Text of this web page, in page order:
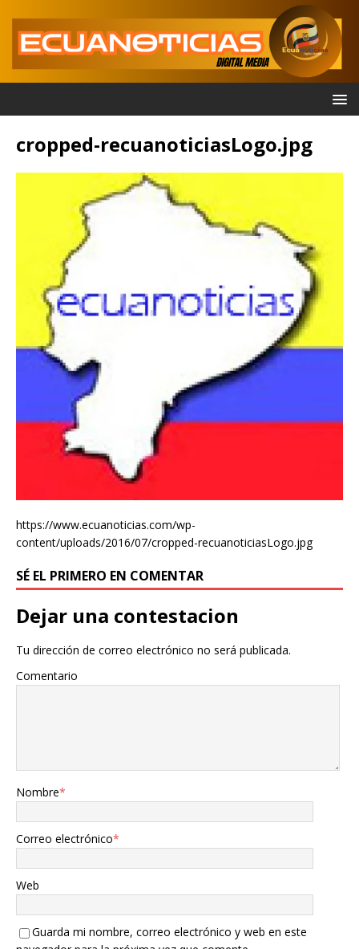
cropped-recuanoticiasLogo.jpg
https://www.ecuanoticias.com/wp-
content/uploads/2016/07/cropped-recuanoticiasLogo.jpg
SÉ EL PRIMERO EN COMENTAR
Dejar una contestacion
Tu dirección de correo electrónico no será publicada.
Comentario
Nombre*
Correo electrónico*
Web
Guarda mi nombre, correo electrónico y web en este